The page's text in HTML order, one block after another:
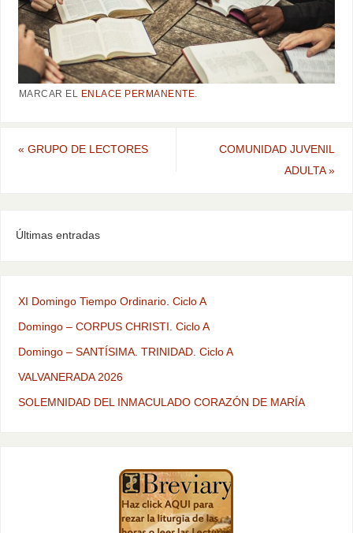
MARCAR EL ENLACE PERMANENTE.
« GRUPO DE LECTORES
COMUNIDAD JUVENIL
ADULTA»
Últimas entradas
XI Domingo Tiempo Ordinario. Ciclo A
Domingo – CORPUS CHRISTI. Ciclo A
Domingo – SANTÍSIMA. TRINIDAD. Ciclo A
VALVANERADA 2026
SOLEMNIDAD DEL INMACULADO CORAZÓN DE MARÍA